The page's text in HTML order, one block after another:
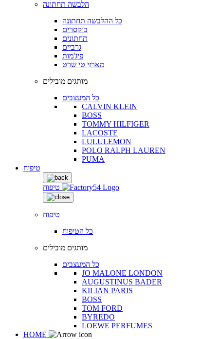
הלבשה תחתונה
כל ההלבשה תחתונה
בוקסרים
תחתונים
גרביים
פיג'מות
מארזי טי שרט
מותגים מובילים
כל המעצבים
CALVIN KLEIN
BOSS
TOMMY HILFIGER
LACOSTE
LULULEMON
POLO RALPH LAUREN
PUMA
טיפוח
טיפוח
טיפוח
כל הטיפוח
מותגים מובילים
כל המעצבים
JO MALONE LONDON
AUGUSTINUS BADER
KILIAN PARIS
BOSS
TOM FORD
BYREDO
LOEWE PERFUMES
HOME